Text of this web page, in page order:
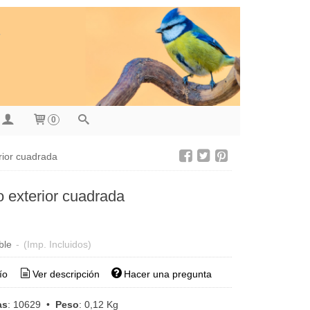
0
cuadrada
exterior cuadrada
- (Imp. Incluidos)
Ver descripción Hacer una pregunta
: 10629 • Peso: 0,12 Kg